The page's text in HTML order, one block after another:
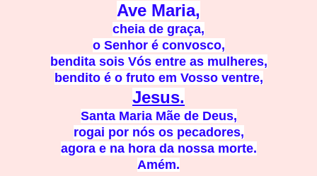
Ave Maria,
cheia de graça,
o Senhor é convosco,
bendita sois Vós entre as mulheres,
bendito é o fruto em Vosso ventre,
Jesus.
Santa Maria Mãe de Deus,
rogai por nós os pecadores,
agora e na hora da nossa morte.
Amém.